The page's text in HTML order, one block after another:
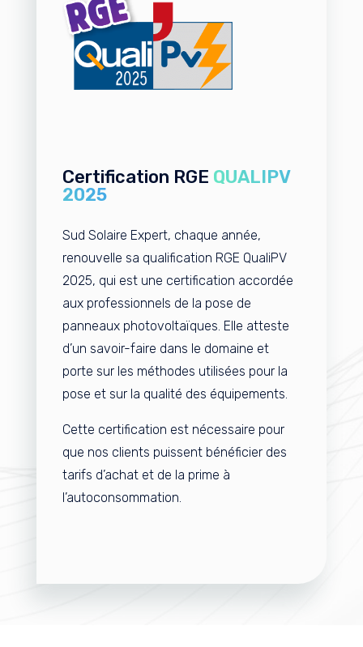
Certification RGE QUALIPV
2025
Sud Solaire Expert, chaque année,
renouvelle sa qualification RGE QualiPV
2025, qui est une certification accordée
aux professionnels de la pose de
panneaux photovoltaïques. Elle atteste
d’un savoir-faire dans le domaine et
porte sur les méthodes utilisées pour la
pose et sur la qualité des équipements.
Cette certification est nécessaire pour
que nos clients puissent bénéficier des
tarifs d’achat et de la prime à
l’autoconsommation.